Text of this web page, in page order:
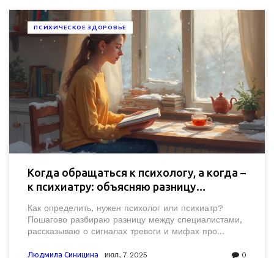
ПСИХИЧЕСКОЕ ЗДОРОВЬЕ
Когда обращаться к психологу, а когда –
к психиатру: объясняю разницу
Как определить, нужен психолог или психиатр?
Пошагово разбираю разницу между специалистами,
рассказываю о сигналах тревоги и мифах про
Людмила Синицина июл, 7 2025 0